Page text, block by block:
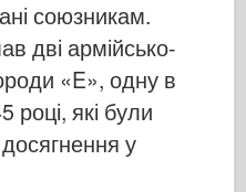
союзникам.
дві армійсько-
«E», одну в
році, які були
у